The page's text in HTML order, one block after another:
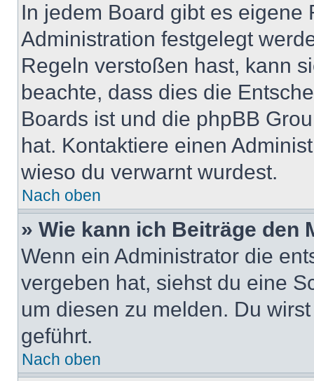
In jedem Board gibt es
Administration festgelegt
Regeln verstoßen hast, kann
beachte, dass dies die
Boards ist und die phpBB
hat. Kontaktiere einen
wieso du verwarnt wurdest.
Nach oben
» Wie kann ich Beiträge den
Wenn ein Administrator die
vergeben hat, siehst du eine
um diesen zu melden. Du
geführt.
Nach oben